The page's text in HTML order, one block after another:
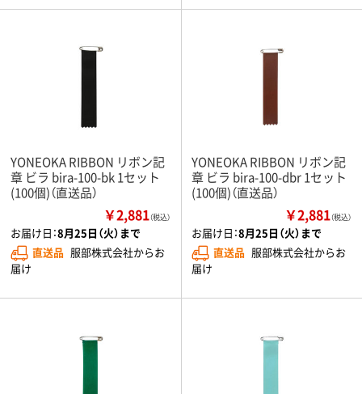
YONEOKA RIBBON リボン記
章 ビラ bira-100-bk 1セット
(100個)（直送品）
￥2,881（税込）
お届け日：8月25日（火）まで
直送品 服部株式会社からお
届け
YONEOKA RIBBON リボン記
章 ビラ bira-100-dbr 1セット
(100個)（直送品）
￥2,881（税込）
お届け日：8月25日（火）まで
直送品 服部株式会社からお
届け